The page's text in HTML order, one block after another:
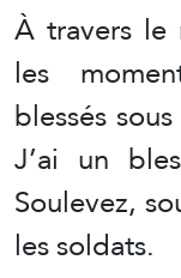
À travers le
les
blessés
J’ai un
Soulevez,
les soldats.